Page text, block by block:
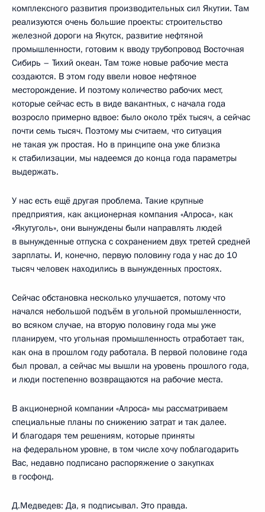
комплексного развития производительных сил Якутии. Там
реализуются очень большие проекты: строительство
железной дороги на Якутск, развитие нефтяной
промышленности, готовим к вводу трубопровод Восточная
Сибирь – Тихий океан. Там тоже новые рабочие места
создаются. В этом году ввели новое нефтяное
месторождение. И поэтому количество рабочих мест,
которые сейчас есть в виде вакантных, с начала года
возросло примерно вдвое: было около трёх тысяч, а сейчас
почти семь тысяч. Поэтому мы считаем, что ситуация
не такая уж простая. Но в принципе она уже близка
к стабилизации, мы надеемся до конца года параметры
выдержать.
У нас есть ещё другая проблема. Такие крупные
предприятия, как акционерная компания «Алроса», как
«Якутуголь», они вынуждены были направлять людей
в вынужденные отпуска с сохранением двух третей средней
зарплаты. И, конечно, первую половину года у нас до 10
тысяч человек находились в вынужденных простоях.
Сейчас обстановка несколько улучшается, потому что
начался небольшой подъём в угольной промышленности,
во всяком случае, на вторую половину года мы уже
планируем, что угольная промышленность отработает так,
как она в прошлом году работала. В первой половине года
был провал, а сейчас мы вышли на уровень прошлого года,
и люди постепенно возвращаются на рабочие места.
В акционерной компании «Алроса» мы рассматриваем
специальные планы по снижению затрат и так далее.
И благодаря тем решениям, которые приняты
на федеральном уровне, в том числе хочу поблагодарить
Вас, недавно подписано распоряжение о закупках
в госфонд.
Д.Медведев: Да, я подписывал. Это правда.